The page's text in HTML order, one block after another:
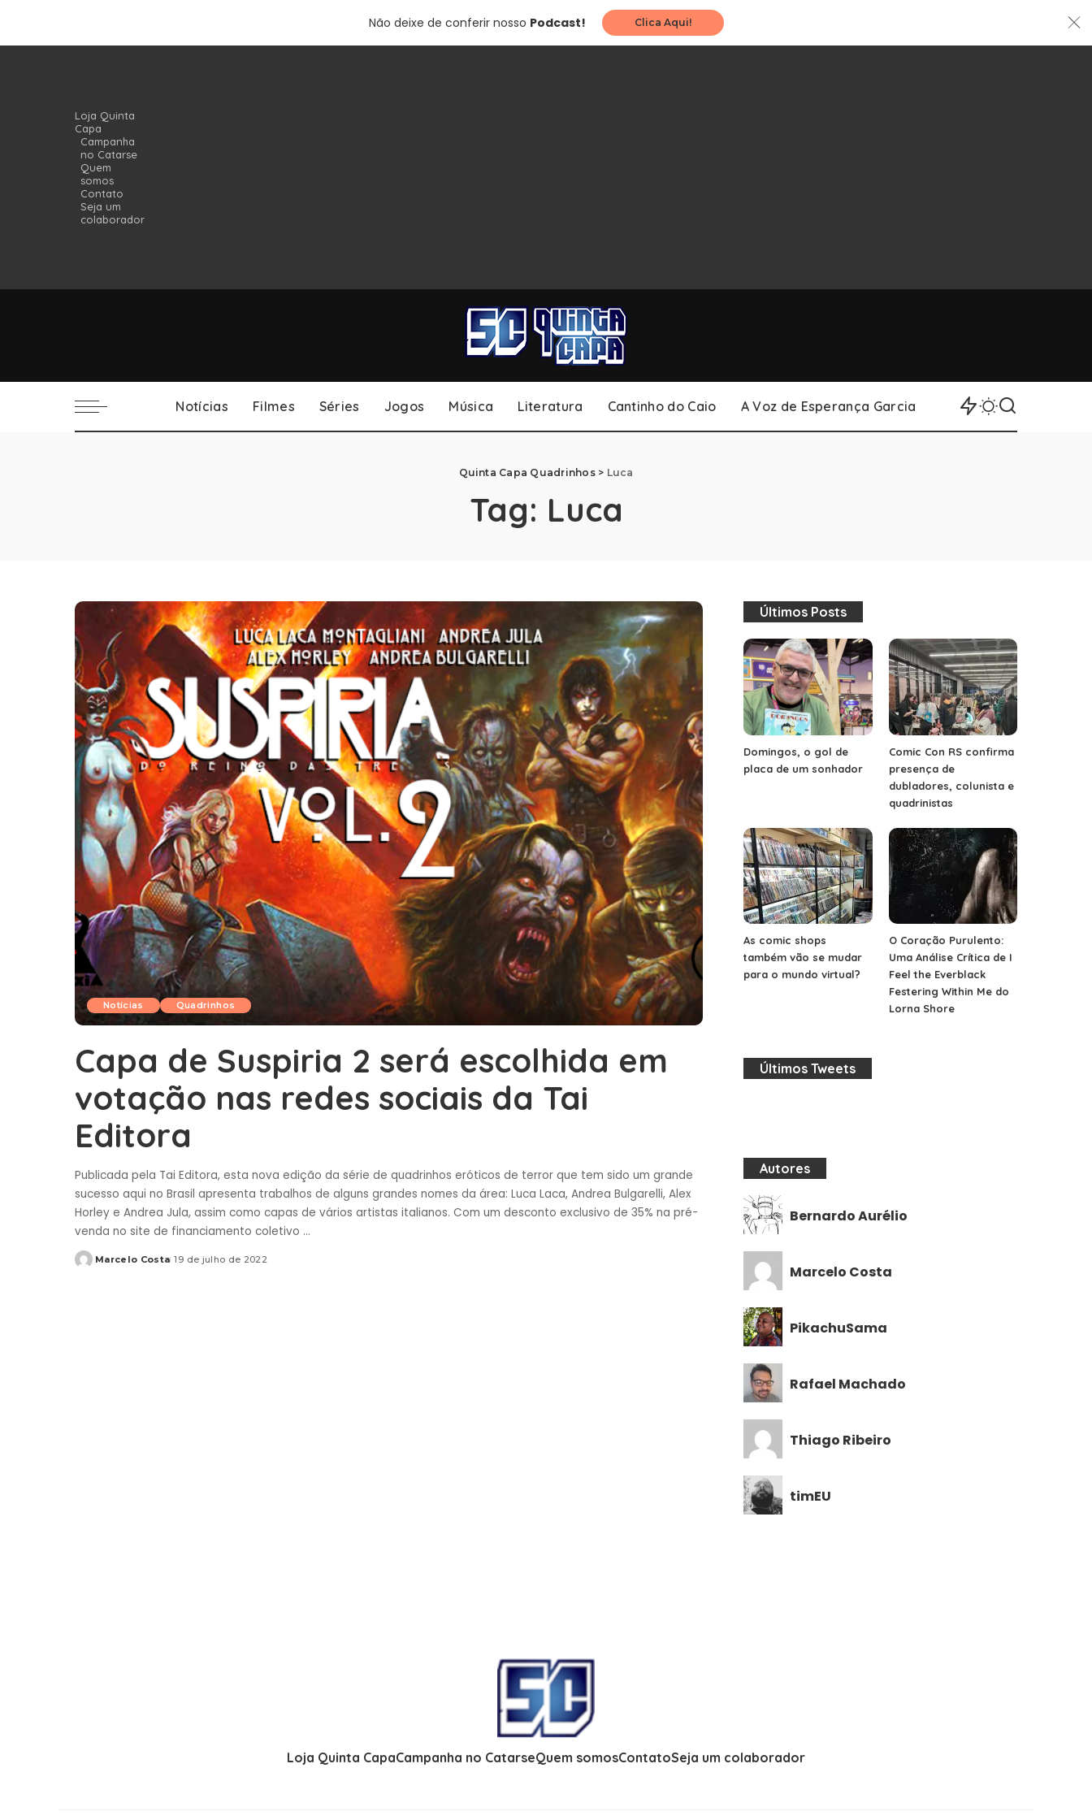
Não deixe de conferir nosso Podcast! Clica Aqui!
Loja Quinta
Capa
Campanha
no Catarse
Quem
somos
Contato
Seja um
colaborador
Notícias Filmes Séries Jogos Música Literatura Cantinho do Caio A Voz de Esperança Garcia
Quinta Capa Quadrinhos> Luca
Tag: Luca
Notícias Quadrinhos
Capa de Suspiria 2 será escolhida em
votação nas redes sociais da Tai
Editora
Publicada pela Tai Editora, esta nova edição da série de quadrinhos eróticos de terror que tem sido um grande
sucesso aqui no Brasil apresenta trabalhos de alguns grandes nomes da área: Luca Laca, Andrea Bulgarelli, Alex
Horley e Andrea Jula, assim como capas de vários artistas italianos. Com um desconto exclusivo de 35% na pré-
venda no site de financiamento coletivo ...
Posted
Marcelo Costa 19 de julho de 2022
Últimos Posts
Domingos, o gol de
placa de um sonhador
Comic Con RS confirma
presença de
dubladores, colunista e
quadrinistas
As comic shops
também vão se mudar
para o mundo virtual?
O Coração Purulento:
Uma Análise Crítica de I
Feel the Everblack
Festering Within Me do
Lorna Shore
Últimos Tweets
Autores
Bernardo Aurélio
Marcelo Costa
PikachuSama
Rafael Machado
Thiago Ribeiro
timEU
Loja Quinta CapaCampanha no CatarseQuem somosContatoSeja um colaborador